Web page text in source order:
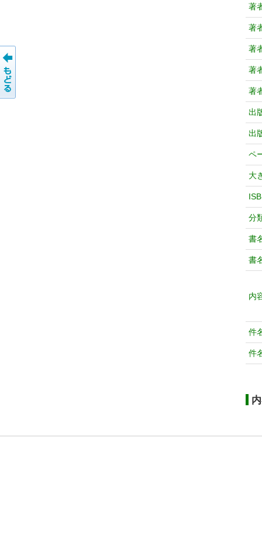
著
著
著
著
著
出
出
ペ
大
分
書
書
内
件
件